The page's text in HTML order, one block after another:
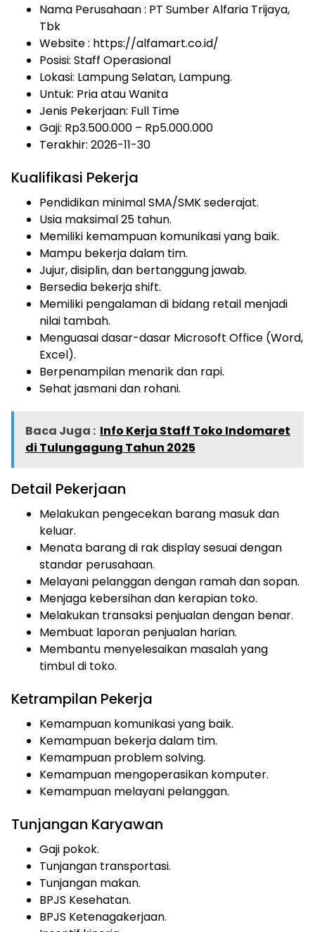
Nama Perusahaan : PT Sumber Alfaria Trijaya,
Tbk
Website : https://alfamart.co.id/
Posisi: Staff Operasional
Lokasi: Lampung Selatan, Lampung.
Untuk: Pria atau Wanita
Jenis Pekerjaan: Full Time
Gaji: Rp3.500.000 – Rp5.000.000
Terakhir: 2026-11-30
Kualifikasi Pekerja
Pendidikan minimal SMA/SMK sederajat.
Usia maksimal 25 tahun.
Memiliki kemampuan komunikasi yang baik.
Mampu bekerja dalam tim.
Jujur, disiplin, dan bertanggung jawab.
Bersedia bekerja shift.
Memiliki pengalaman di bidang retail menjadi
nilai tambah.
Menguasai dasar-dasar Microsoft Office (Word,
Excel).
Berpenampilan menarik dan rapi.
Sehat jasmani dan rohani.
Baca Juga : Info Kerja Staff Toko Indomaret
di Tulungagung Tahun 2025
Detail Pekerjaan
Melakukan pengecekan barang masuk dan
keluar.
Menata barang di rak display sesuai dengan
standar perusahaan.
Melayani pelanggan dengan ramah dan sopan.
Menjaga kebersihan dan kerapian toko.
Melakukan transaksi penjualan dengan benar.
Membuat laporan penjualan harian.
Membantu menyelesaikan masalah yang
timbul di toko.
Ketrampilan Pekerja
Kemampuan komunikasi yang baik.
Kemampuan bekerja dalam tim.
Kemampuan problem solving.
Kemampuan mengoperasikan komputer.
Kemampuan melayani pelanggan.
Tunjangan Karyawan
Gaji pokok.
Tunjangan transportasi.
Tunjangan makan.
BPJS Kesehatan.
BPJS Ketenagakerjaan.